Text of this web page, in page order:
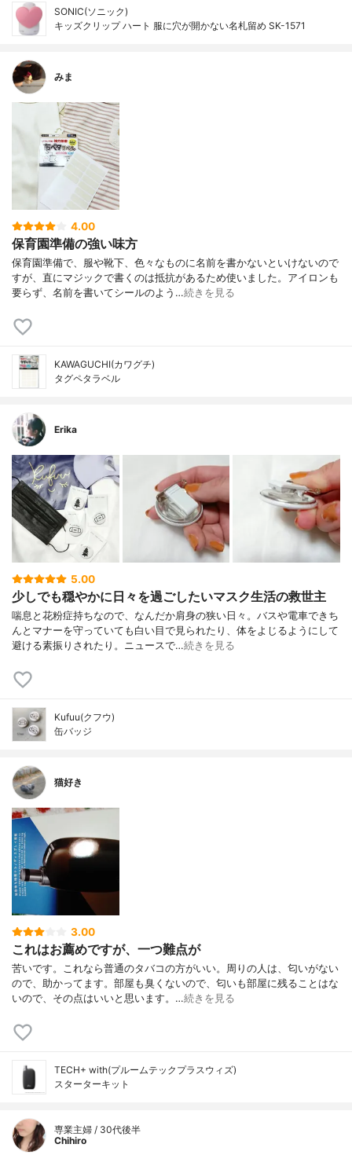
SONIC(ソニック)
キッズクリップ ハート 服に穴が開かない名札留め SK-1571
みま
4.00
保育園準備の強い味方
保育園準備で、服や靴下、色々なものに名前を書かないといけないので
すが、直にマジックで書くのは抵抗があるため使いました。アイロンも
要らず、名前を書いてシールのよう…続きを見る
KAWAGUCHI(カワグチ)
タグペタラベル
Erika
5.00
少しでも穏やかに日々を過ごしたいマスク生活の救世主
喘息と花粉症持ちなので、なんだか肩身の狭い日々。バスや電車できち
んとマナーを守っていても白い目で見られたり、体をよじるようにして
避ける素振りされたり。ニュースで…続きを見る
Kufuu(クフウ)
缶バッジ
猫好き
3.00
これはお薦めですが、一つ難点が
苦いです。これなら普通のタバコの方がいい。周りの人は、匂いがない
ので、助かってます。部屋も臭くないので、匂いも部屋に残ることはな
いので、その点はいいと思います。…続きを見る
TECH+ with(プルームテックプラスウィズ)
スターターキット
専業主婦 / 30代後半
Chihiro